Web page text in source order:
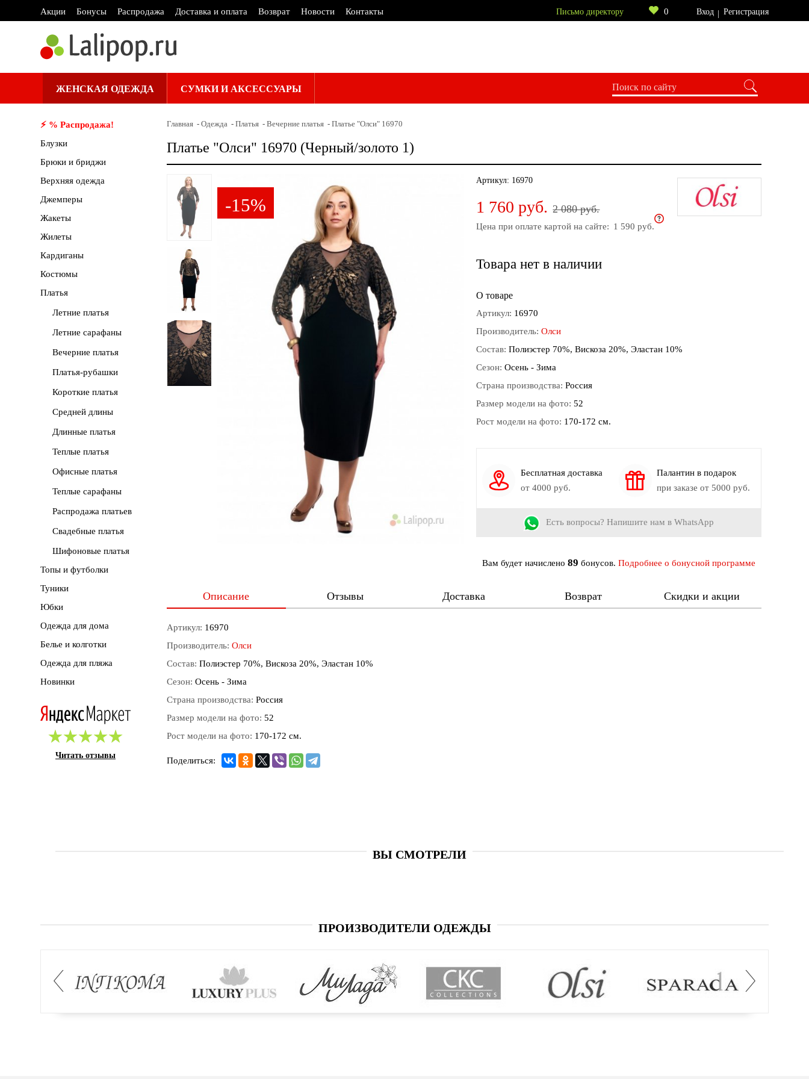
Акции Бонусы Распродажа Доставка и оплата Возврат Новости Контакты Письмо директору 0 Вход Регистрация
ЖЕНСКАЯ ОДЕЖДА СУМКИ И АКСЕССУАРЫ
⚡️ % Распродажа!
Блузки
Брюки и бриджи
Верхняя одежда
Джемперы
Жакеты
Жилеты
Кардиганы
Костюмы
Платья
Летние платья
Летние сарафаны
Вечерние платья
Платья-рубашки
Короткие платья
Средней длины
Длинные платья
Теплые платья
Офисные платья
Теплые сарафаны
Распродажа платьев
Свадебные платья
Шифоновые платья
Топы и футболки
Туники
Юбки
Одежда для дома
Белье и колготки
Одежда для пляжа
Новинки
Читать отзывы
Главная Одежда Платья Вечерние платья Платье "Олси" 16970
Платье "Олси" 16970 (Черный/золото 1)
-15%
Артикул: 16970
1 760 руб. 2 080 руб.
Цена при оплате картой на сайте: 1 590 руб.
Товара нет в наличии
О товаре
Артикул: 16970
Производитель: Олси
Состав: Полиэстер 70%, Вискоза 20%, Эластан 10%
Сезон: Осень - Зима
Страна производства: Россия
Размер модели на фото: 52
Рост модели на фото: 170-172 см.
Бесплатная доставка
от 4000 руб.
Палантин в подарок
при заказе от 5000 руб.
Есть вопросы? Напишите нам в WhatsApp
Вам будет начислено 89 бонусов. Подробнее о бонусной программе
Описание Отзывы Доставка Возврат Скидки и акции
Артикул: 16970
Производитель: Олси
Состав: Полиэстер 70%, Вискоза 20%, Эластан 10%
Сезон: Осень - Зима
Страна производства: Россия
Размер модели на фото: 52
Рост модели на фото: 170-172 см.
Поделиться:
ВЫ СМОТРЕЛИ
ПРОИЗВОДИТЕЛИ ОДЕЖДЫ